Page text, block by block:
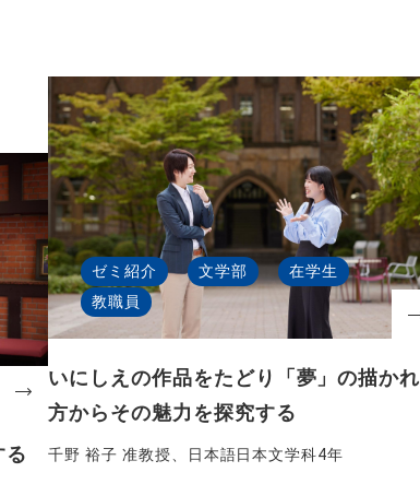
る
ゼミ紹介 文学部
在学生
教職員
いにしえの作品をたどり「夢」の描かれ
方からその魅力を探究する
千野 裕子 准教授、日本語日本文学科4年